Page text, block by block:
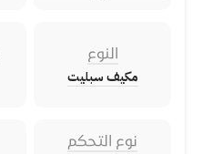
النوع
مكيف سبليت
نوع التحكم